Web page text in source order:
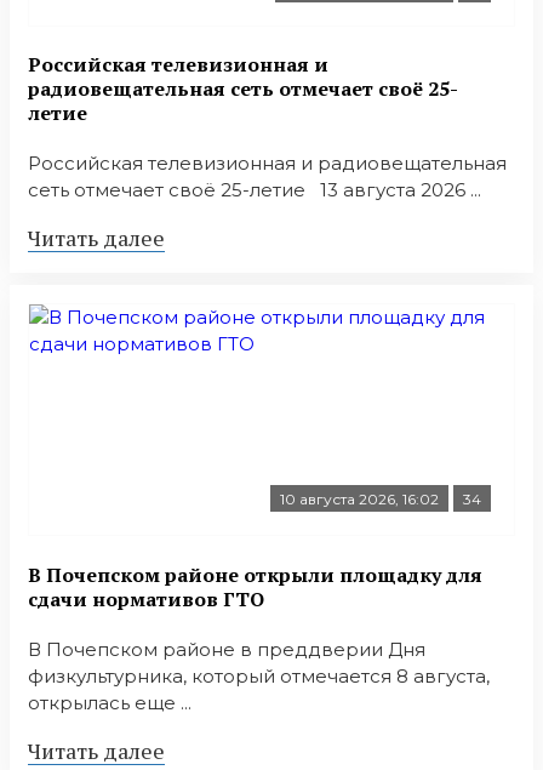
Российская телевизионная и
радиовещательная сеть отмечает своё 25-
летие
Российская телевизионная и радиовещательная
сеть отмечает своё 25-летие 13 августа 2026 ...
Читать далее
10 августа 2026, 16:02 34
В Почепском районе открыли площадку для
сдачи нормативов ГТО
В Почепском районе в преддверии Дня
физкультурника, который отмечается 8 августа,
открылась еще ...
Читать далее